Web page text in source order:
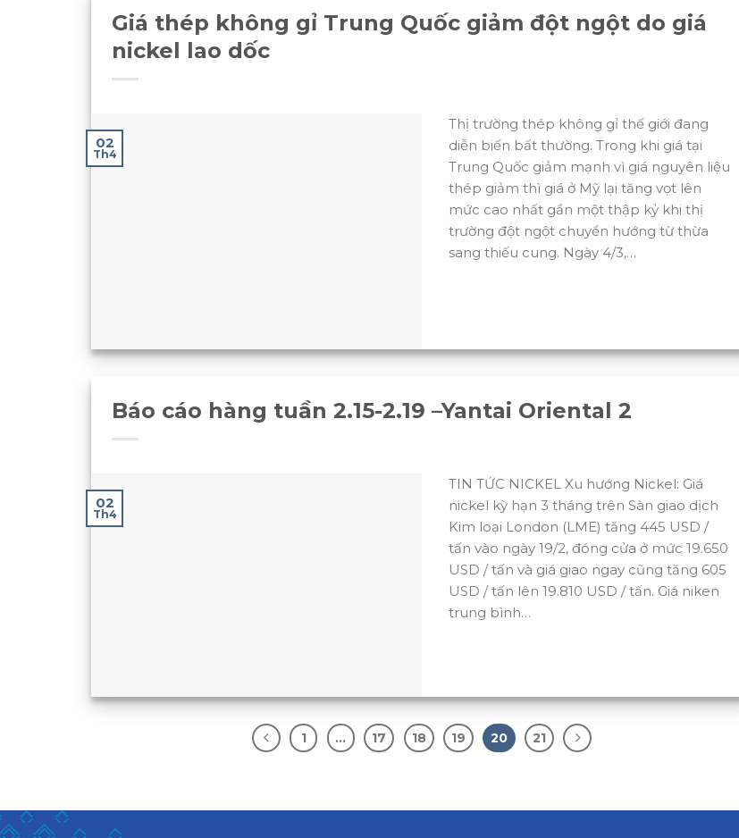
Giá thép không gỉ Trung Quốc giảm đột ngột do giá
nickel lao dốc
02
Th4
Thị trường thép không gỉ thế giới đang
diễn biến bất thường. Trong khi giá tại
Trung Quốc giảm mạnh vì giá nguyên liệu
thép giảm thì giá ở Mỹ lại tăng vọt lên
mức cao nhất gần một thập kỷ khi thị
trường đột ngột chuyển hướng từ thừa
sang thiếu cung. Ngày 4/3,…
Báo cáo hàng tuần 2.15-2.19 –Yantai Oriental 2
02
Th4
TIN TỨC NICKEL Xu hướng Nickel: Giá
nickel kỳ hạn 3 tháng trên Sàn giao dịch
Kim loại London (LME) tăng 445 USD /
tấn vào ngày 19/2, đóng cửa ở mức 19.650
USD / tấn và giá giao ngay cũng tăng 605
USD / tấn lên 19.810 USD / tấn. Giá niken
trung bình…
1 … 17 18 19 20 21